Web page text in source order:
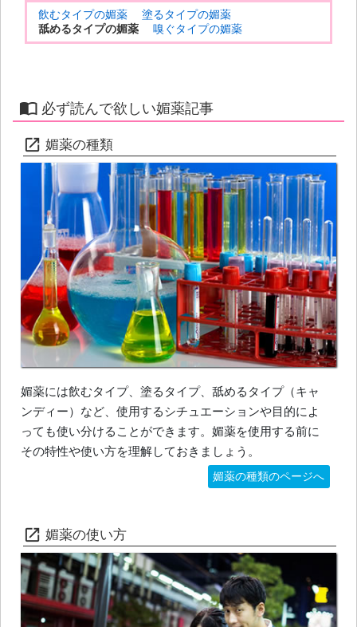
飲むタイプの媚薬
塗るタイプの媚薬
舐めるタイプの媚薬
嗅ぐタイプの媚薬
必ず読んで欲しい媚薬記事
媚薬の種類
媚薬には飲むタイプ、塗るタイプ、舐めるタイプ（キャ
ンディー）など、使用するシチュエーションや目的によ
っても使い分けることができます。媚薬を使用する前に
その特性や使い方を理解しておきましょう。
媚薬の種類のページへ
媚薬の使い方